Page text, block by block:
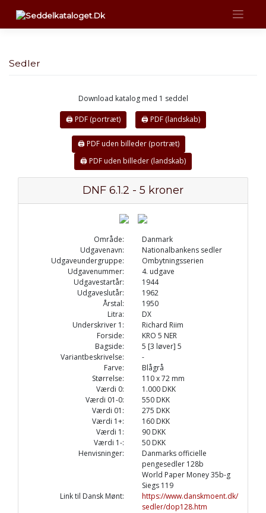
Sedler
Download katalog med 1 seddel
🖨 PDF (portræt) 🖨 PDF (landskab)
🖨 PDF uden billeder (portræt)
🖨 PDF uden billeder (landskab)
DNF 6.1.2 - 5 kroner
Område:
Danmark
Udgavenavn:
Nationalbankens sedler
Udgaveundergruppe:
Ombytningsserien
Udgavenummer:
4. udgave
Udgavestartår:
1944
Udgaveslutår:
1962
Årstal:
1950
Litra:
DX
Underskriver 1:
Richard Riim
Forside:
KRO 5 NER
Bagside:
5 [3 løver] 5
Variantbeskrivelse:
-
Farve:
Blågrå
Størrelse:
110 x 72 mm
Værdi 0:
1.000 DKK
Værdi 01-0:
550 DKK
Værdi 01:
275 DKK
Værdi 1+:
160 DKK
Værdi 1:
90 DKK
Værdi 1-:
50 DKK
Henvisninger:
Danmarks officielle
pengesedler 128b
World Paper Money 35b-g
Siegs 119
Link til Dansk Mønt:
https://www.danskmoent.dk/
sedler/dop128.htm